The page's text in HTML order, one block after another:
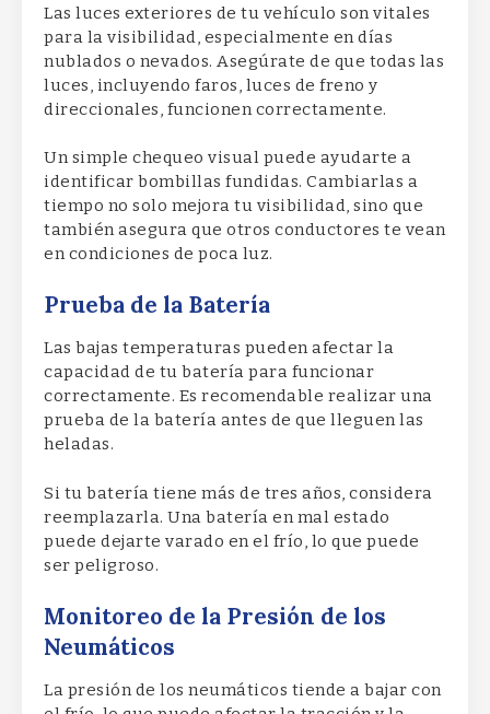
Las luces exteriores de tu vehículo son vitales
para la visibilidad, especialmente en días
nublados o nevados. Asegúrate de que todas las
luces, incluyendo faros, luces de freno y
direccionales, funcionen correctamente.
Un simple chequeo visual puede ayudarte a
identificar bombillas fundidas. Cambiarlas a
tiempo no solo mejora tu visibilidad, sino que
también asegura que otros conductores te vean
en condiciones de poca luz.
Prueba de la Batería
Las bajas temperaturas pueden afectar la
capacidad de tu batería para funcionar
correctamente. Es recomendable realizar una
prueba de la batería antes de que lleguen las
heladas.
Si tu batería tiene más de tres años, considera
reemplazarla. Una batería en mal estado
puede dejarte varado en el frío, lo que puede
ser peligroso.
Monitoreo de la Presión de los
Neumáticos
La presión de los neumáticos tiende a bajar con